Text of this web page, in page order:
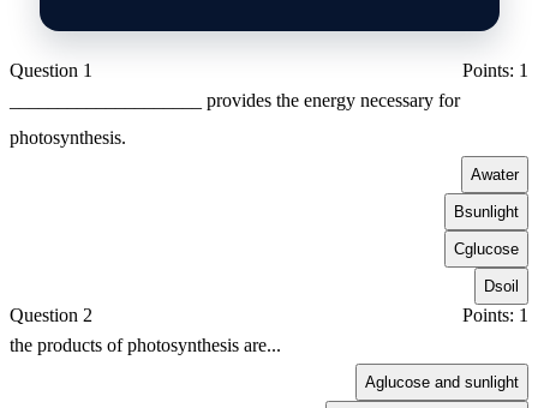
Question 1
Points: 1
____________________ provides the energy necessary for
photosynthesis.
Awater
Bsunlight
Cglucose
Dsoil
Question 2
Points: 1
the products of photosynthesis are...
Aglucose and sunlight